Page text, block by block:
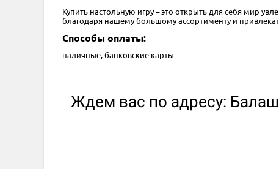
Купить настольную игру – это открыть для себя мир
благодаря нашему большому ассортименту и
Способы оплаты:
наличные, банковские карты
Ждем вас по адресу: